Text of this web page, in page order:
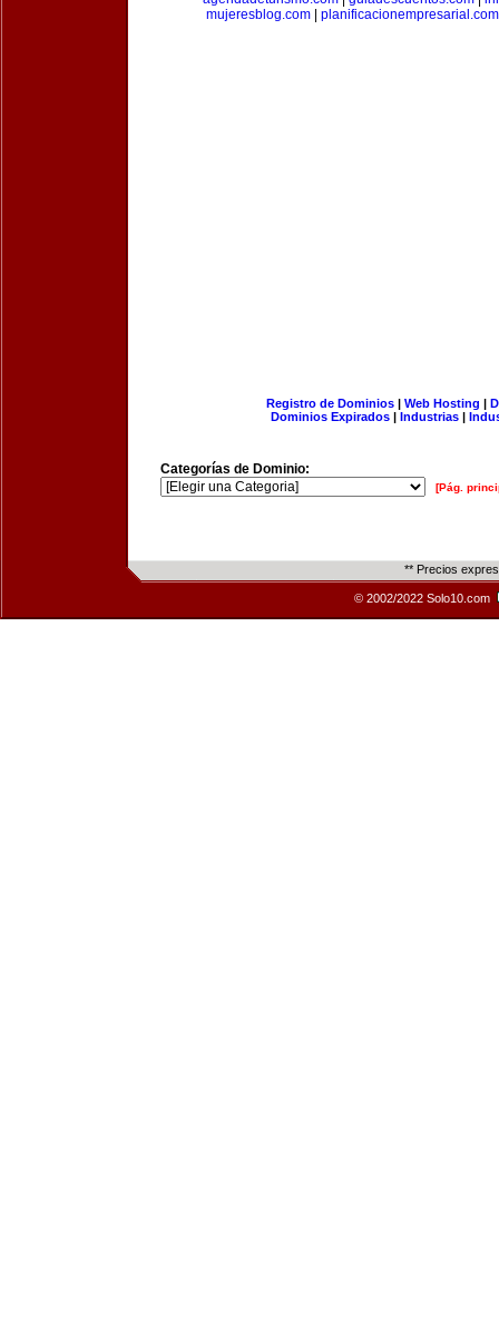
mujeresblog.com
planificacionempresarial.com
Registro de Dominios| Web Hosting |
Dominios Expirados | Industrias |
Categorías de Dominio:
[Pág.
** Precios
© 2002/2022 Solo10.com